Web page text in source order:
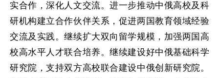
实合作，深化人文交流。进一步推动中俄高校及科
研机构建立合作伙伴关系，促进两国教育领域经验
交流及实践。继续扩大双向留学规模，加强两国高
校高水平人才联合培养。继续建设好中俄基础科学
研究院，支持双方高校联合建设中俄创新研究院。